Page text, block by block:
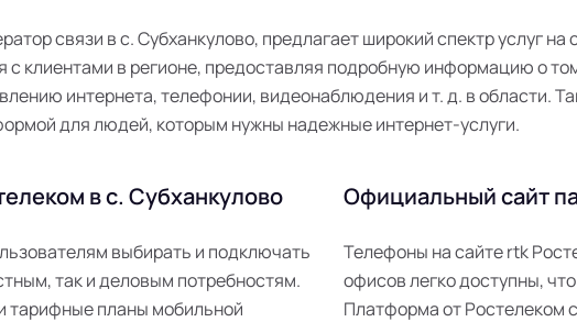
связи в с. Субханкулово, предлагает широкий спектр услуг
клиентами в регионе, предоставляя подробную информацию о
интернета, телефонии, видеонаблюдения и т. д. в области.
для людей, которым нужны надежные интернет-услуги.
в с. Субханкулово
выбирать и подключать
так и деловым потребностям.
тарифные планы мобильной
Официальный сайт
Телефоны на сайте rtk
офисов легко доступны,
Платформа от Ростелеком